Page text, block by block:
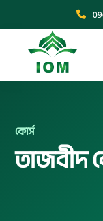
কোর্স
তাজবীদ